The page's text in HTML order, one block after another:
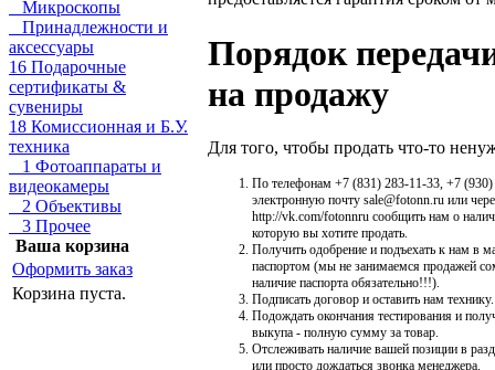
Микроскопы
Принадлежности и
аксессуары
16 Подарочные
сертификаты &
сувениры
18 Комиссионная и Б.У.
техника
1 Фотоаппараты и
видеокамеры
2 Объективы
3 Прочее
Ваша корзина
Оформить заказ
Корзина пуста.
Порядок
на продажу
Для того, чтобы продать что-то
По телефонам +7 (831) 283-11-33, +7 (930)
электронную почту sale@fotonn.ru или
http://vk.com/fotonnru сообщить нам о
которую вы хотите продать.
Получить одобрение и подъехать к нам в
паспортом (мы не занимаемся продажей
наличие паспорта обязательно!!!).
Подписать договор и оставить нам технику.
Подождать окончания тестирования и
выкупа - полную сумму за товар.
Отслеживать наличие вашей позиции в
или просто дождаться звонка менеджера.